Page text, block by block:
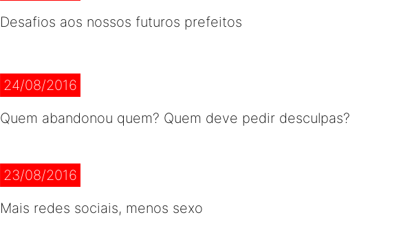
Desafios aos nossos futuros prefeitos
24/08/2016
Quem abandonou quem? Quem deve pedir desculpas?
23/08/2016
Mais redes sociais, menos sexo